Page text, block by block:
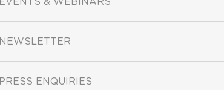
NEWSLETTER
PRESS ENQUIRIES